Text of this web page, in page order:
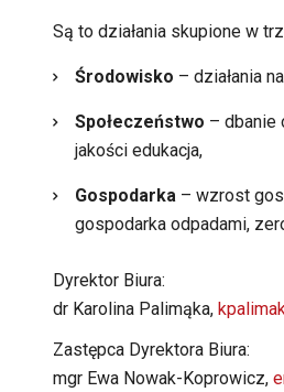
Są to działania skupione w
Środowisko – działania
Społeczeństwo – dbanie
jakości edukacja,
Gospodarka – wzrost
gospodarka odpadami,
Dyrektor Biura:
dr Karolina Palimąka,
Zastępca Dyrektora Biura:
mgr Ewa Nowak-Koprowicz,